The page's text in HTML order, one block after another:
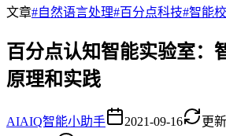
文章#自然语言处理#百分点科技#智能
百分点认知智能实验室：
原理和实践
AIAIQ智能小助手 2021-09-16 更